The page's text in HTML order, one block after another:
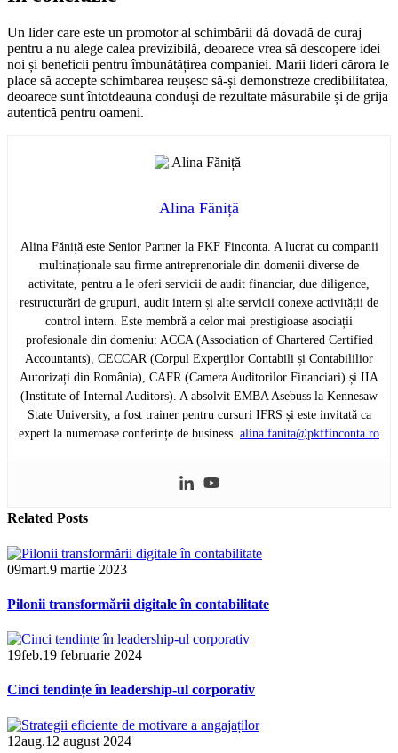
Un lider care este un promotor al schimbării dă dovadă de curaj
pentru a nu alege calea previzibilă, deoarece vrea să descopere idei
noi și beneficii pentru îmbunătățirea companiei. Marii lideri cărora le
place să accepte schimbarea reușesc să-și demonstreze credibilitatea,
deoarece sunt întotdeauna conduși de rezultate măsurabile și de grija
autentică pentru oameni.
Alina Făniță
Alina Făniță este Senior Partner la PKF Finconta. A lucrat cu companii
multinaționale sau firme antreprenoriale din domenii diverse de
activitate, pentru a le oferi servicii de audit financiar, due diligence,
restructurări de grupuri, audit intern și alte servicii conexe activității de
control intern. Este membră a celor mai prestigioase asociații
profesionale din domeniu: ACCA (Association of Chartered Certified
Accountants), CECCAR (Corpul Experților Contabili și Contabililior
Autorizați din România), CAFR (Camera Auditorilor Financiari) și IIA
(Institute of Internal Auditors). A absolvit EMBA Asebuss la Kennesaw
State University, a fost trainer pentru cursuri IFRS și este invitată ca
expert la numeroase conferințe de business. alina.fanita@pkffinconta.ro
Related Posts
09mart.9 martie 2023
Pilonii transformării digitale în contabilitate
19feb.19 februarie 2024
Cinci tendințe în leadership-ul corporativ
12aug.12 august 2024